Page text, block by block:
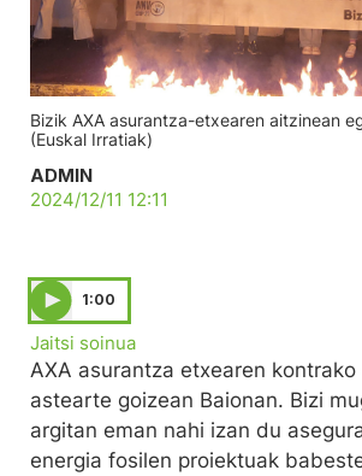
Bizik AXA asurantza-etxearen aitzinean
(Euskal Irratiak)
ADMIN
2024/12/11 12:11
1:00
Jaitsi soinua
AXA asurantza etxearen kontrako
astearte goizean Baionan. Bizi
argitan eman nahi izan du
energia fosilen proiektuak